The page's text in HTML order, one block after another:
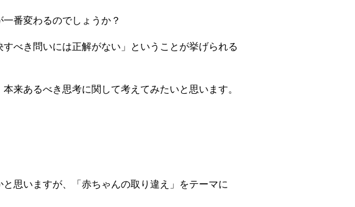
番変わるのでしょうか？
べき問いには正解がない」ということが挙げられる
来あるべき思考に関して考えてみたいと思います。
思いますが、「赤ちゃんの取り違え」をテーマに